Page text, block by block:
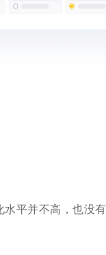
平并不高，也没